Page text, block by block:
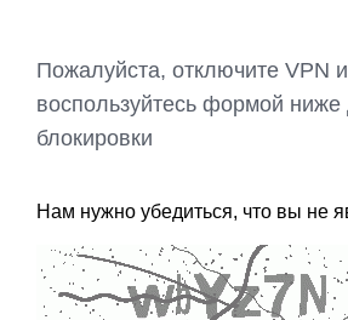
Пожалуйста, отключите VPN
воспользуйтесь формой ниже
блокировки
Нам нужно убедиться, что вы не